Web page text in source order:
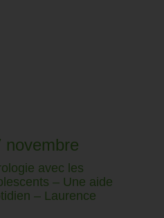
novembre
avec les
– Une aide
– Laurence